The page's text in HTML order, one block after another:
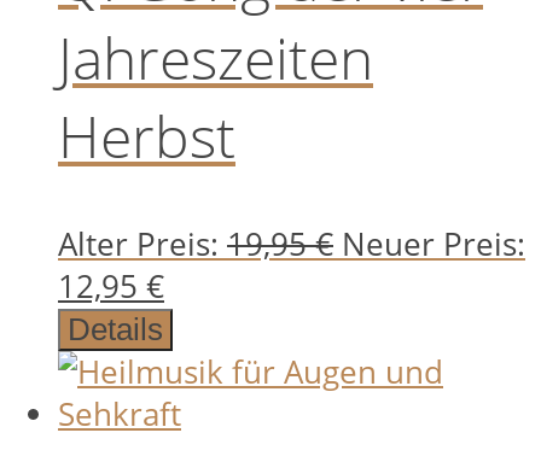
Jahreszeiten
Herbst
Alter Preis: 19,95€
19,95 €
Neuer Preis:
12,95 €Aktueller
ist:
12,95 €.
Details